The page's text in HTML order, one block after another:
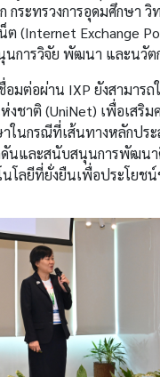
กระทรวงการอุดมศึกษา
ต (Internet Exchange
การวิจัย พัฒนา และนวัต
อมต่อผ่าน IXP ยังสามาร
ชาติ (UniNet) เพื่อเสริม
ในกรณีที่เส้นทางหลักปร
นและสนับสนุนการพัฒนา
นโลยีที่ยั่งยืนเพื่อประโยช